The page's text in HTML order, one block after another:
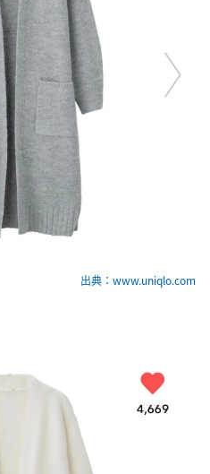
出典：www.uniqlo.com